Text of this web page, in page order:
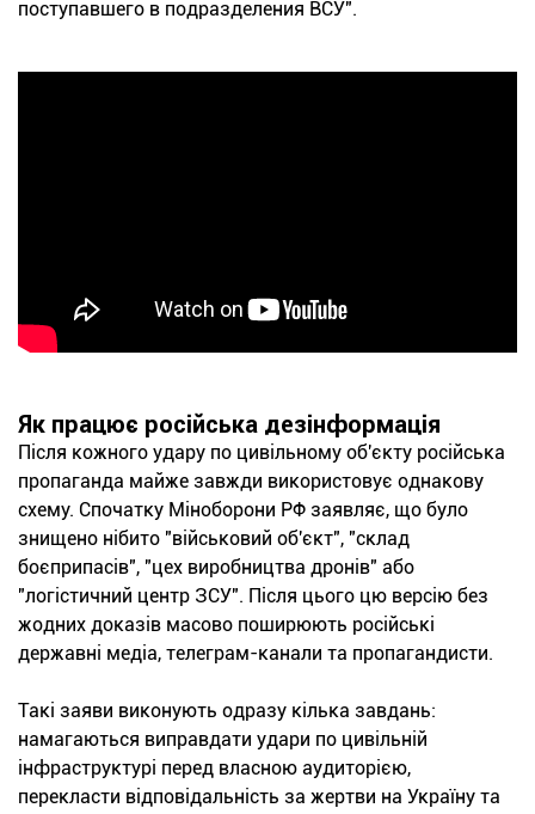
поступавшего в подразделения ВСУ".
Як працює російська дезінформація
Після кожного удару по цивільному об'єкту російська
пропаганда майже завжди використовує однакову
схему. Спочатку Міноборони РФ заявляє, що було
знищено нібито "військовий об'єкт", "склад
боєприпасів", "цех виробництва дронів" або
"логістичний центр ЗСУ". Після цього цю версію без
жодних доказів масово поширюють російські
державні медіа, телеграм-канали та пропагандисти.
Такі заяви виконують одразу кілька завдань:
намагаються виправдати удари по цивільній
інфраструктурі перед власною аудиторією,
перекласти відповідальність за жертви на Україну та